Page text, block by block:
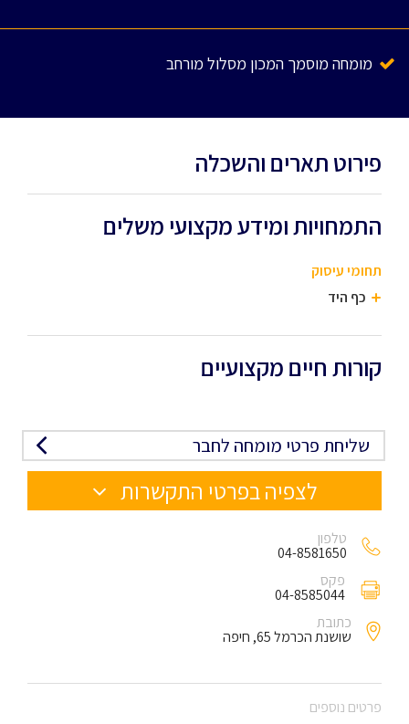
מומחה מוסמך המכון מסלול מורחב
פירוט תארים והשכלה
התמחויות ומידע מקצועי משלים
תחומי עיסוק
כף היד
קורות חיים מקצועיים
שליחת פרטי מומחה לחבר
לצפיה בפרטי התקשרות
טלפון
04-8581650
פקס
04-8585044
כתובת
שושנת הכרמל 65, חיפה
פרטים נוספים